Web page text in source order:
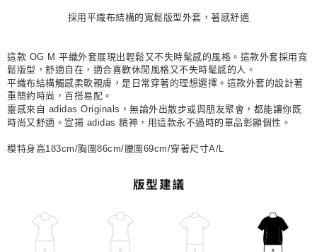
每筆NT$80，滿NT$1,500(含以上)免運費
付款後門市自取
每筆NT$80，滿NT$1,500(含以上)免運費
採用平織布結構的寬鬆版型外套，著感舒適
這款 OG M 平織外套展現出輕鬆又不失時髦感的風格。這款外套採用寬
鬆版型，舒適自在，適合喜歡休閒風格又不失時髦感的人。
平織布結構觸感柔軟親膚，是日常穿著的理想選擇。這款外套的設計著
重簡約時尚，百搭易配。
靈感來自 adidas Originals，無論外出散步或與朋友聚會，都能讓你既
時尚又舒適。宣揚 adidas 精神，用這款永不過時的單品彰顯個性。
模特身高183cm/胸圍86cm/腰圍69cm/穿著尺寸A/L